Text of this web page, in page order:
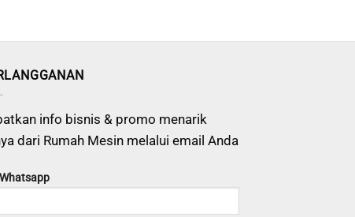
info bisnis & promo menarik
dari Rumah Mesin melalui email Anda